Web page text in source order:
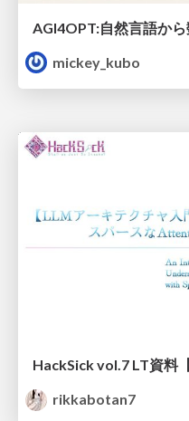
mickey_kubo
rikkabotan7